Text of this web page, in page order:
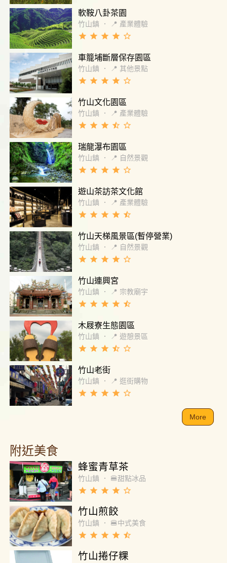
軟鞍八卦茶園
竹山鎮 ． 📍 產業體驗
grade grade grade grade star_border
車籠埔斷層保存園區
竹山鎮 ． 📍 其他景點
grade grade grade grade star_border
竹山文化園區
竹山鎮 ． 📍 產業體驗
grade grade grade star_half star_border
瑞龍瀑布園區
竹山鎮 ． 📍 自然景觀
grade grade grade grade star_border
遊山茶訪茶文化館
竹山鎮 ． 📍 產業體驗
grade grade grade grade star_half
竹山天梯風景區(暫停營業)
竹山鎮 ． 📍 自然景觀
grade grade grade grade star_border
竹山連興宮
竹山鎮 ． 📍 宗教廟宇
grade grade grade grade star_half
木屐寮生態園區
竹山鎮 ． 📍 遊憩景區
grade grade grade star_half star_border
竹山老街
竹山鎮 ． 📍 逛街購物
grade grade grade grade star_border
More
附近美食
蜂蜜青草茶
竹山鎮 ． 🍔甜點冰品
grade grade grade grade star_border
竹山煎餃
竹山鎮 ． 🍔中式美食
grade grade grade grade star_half
竹山捲仔粿